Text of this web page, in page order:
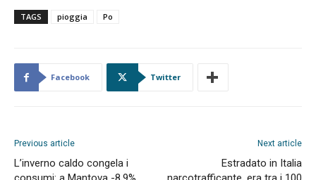
TAGS pioggia Po
Facebook Twitter
Previous article
L’inverno caldo congela i
Next article
Estradato in Italia